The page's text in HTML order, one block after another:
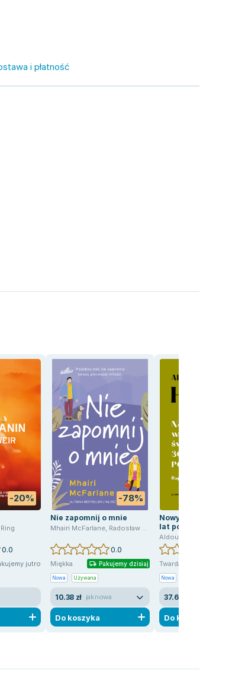
i płatność
-20%
0.0
jutro
-78%
Nie zapomnij o mnie
Mhairi McFarlane, Radosław Madejski
0.0
Miękka Pakujemy dzisiaj
Nowa Używana
10.38 zł jak nowa
Do koszyka
Nowy wspaniały świat
lat później. Raport
rozbieżności
Aldous Huxley
Twarda
Nowa
37.68 zł
Do koszyka